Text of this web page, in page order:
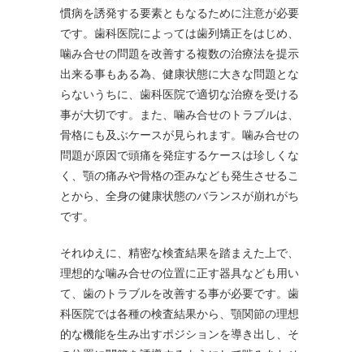
慣病を誘発する要素ともなるために注意が必要
です。歯科医院によっては歯列矯正をはじめ、
噛み合せの問題を改善する複数の治療法を提示
出来る事もある為、健康状態に大きな問題とな
らないうちに、歯科医院で適切な治療を受ける
事が大切です。また、噛み合せのトラブルは、
骨格にも及ぶケースが見られます。噛み合せの
問題が原因で頭痛を発症するケースは珍しくな
く、顎の痛みや骨格の歪みなども発生させるこ
とから、全身の健康状態のバランスが崩れがち
です。
それゆえに、精密な検査結果を踏まえた上で、
理想的な噛み合せの位置に正す器具なども用い
て、歯のトラブルを改善する事が必要です。歯
科医院では各種の検査結果から、顎関節の理想
的な機能を生み出すポジションを導き出し、そ